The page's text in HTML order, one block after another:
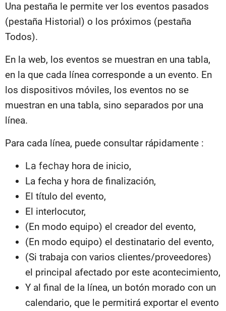
Una pestaña le permite ver los eventos pasados
(pestaña Historial) o los próximos (pestaña
Todos).
En la web, los eventos se muestran en una tabla,
en la que cada línea corresponde a un evento. En
los dispositivos móviles, los eventos no se
muestran en una tabla, sino separados por una
línea.
Para cada línea, puede consultar rápidamente :
La fechay hora de inicio,
La fecha y hora de finalización,
El título del evento,
El interlocutor,
(En modo equipo) el creador del evento,
(En modo equipo) el destinatario del evento,
(Si trabaja con varios clientes/proveedores)
el principal afectado por este acontecimiento,
Y al final de la línea, un botón morado con un
calendario, que le permitirá exportar el evento